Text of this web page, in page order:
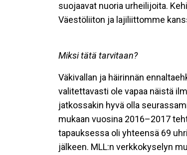
suojaavat nuoria urheilijoita.
Väestöliiton ja lajiliittomme
Miksi tätä tarvitaan?
Väkivallan ja häirinnän
valitettavasti ole vapaa näistä
jatkossakin hyvä olla
mukaan vuosina 2016–2017
tapauksessa oli yhteensä 69
jälkeen. MLL:n verkkokyselyn